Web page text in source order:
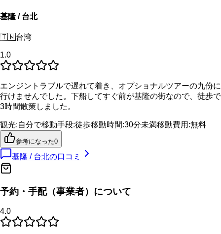
基隆 / 台北
🇹🇼台湾
1.0
エンジントラブルで遅れて着き、オプショナルツアーの九份に
行けませんでした。下船してすぐ前が基隆の街なので、徒歩で
3時間散策しました。
観光:自分で移動手段:徒歩移動時間:30分未満移動費用 :無料
参考になった0
基隆 / 台北の口コミ
予約・手配（事業者）について
4.0